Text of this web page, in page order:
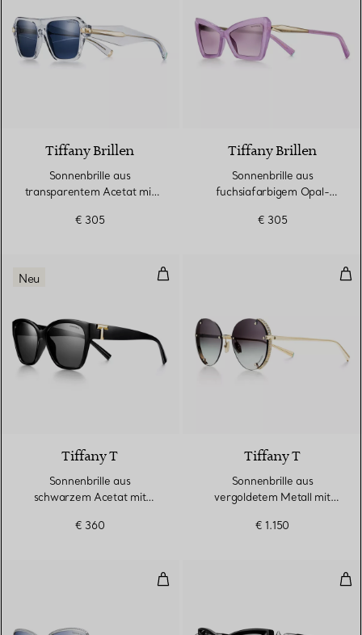
Tiffany Brillen
Sonnenbrille aus
transparentem Acetat mit
€ 305
Tiffany Brillen
Sonnenbrille aus
fuchsiafarbigem Opal-
€ 305
Sonnenbrille aus schwarzem
Neu
Tiffany T
Sonnenbrille aus
schwarzem Acetat mit
€ 360
Tiffany T
Sonnenbrille aus
vergoldetem Metall mit
Farbverlauf
€ 1.150
Sonnenbrille aus mit Weißgold